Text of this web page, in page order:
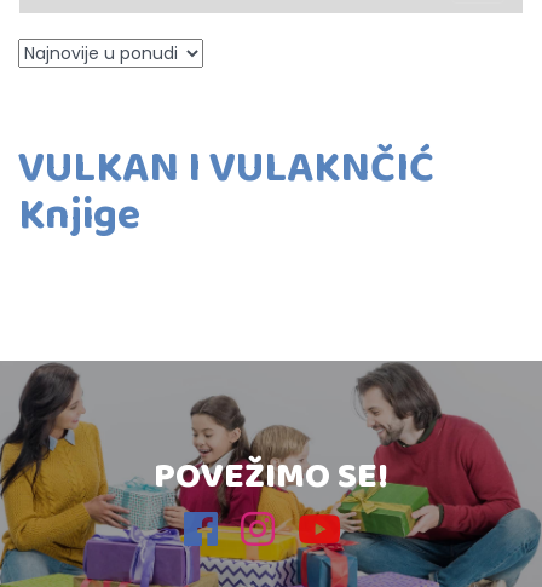
VULKAN I VULAKNČIĆ
Knjige
POVEŽIMO SE!